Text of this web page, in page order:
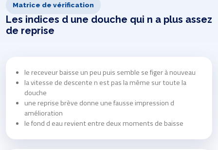
Matrice de vérification
Les indices d une douche qui n a plus assez
de reprise
le receveur baisse un peu puis semble se figer à nouveau
la vitesse de descente n est pas la même sur toute la
douche
une reprise brève donne une fausse impression d
amélioration
le fond d eau revient entre deux moments de baisse